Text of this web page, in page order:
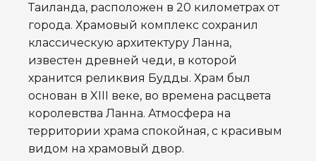
Таиланда, расположен в 20 километрах от
города. Храмовый комплекс сохранил
классическую архитектуру Ланна,
известен древней чеди, в которой
хранится реликвия Будды. Храм был
основан в XIII веке, во времена расцвета
королевства Ланна. Атмосфера на
территории храма спокойная, с красивым
видом на храмовый двор.